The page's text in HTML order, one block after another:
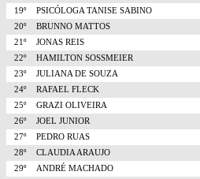
19º
PSICÓLOGA TANISE SABINO
20º
BRUNNO MATTOS
21º
JONAS REIS
22º
HAMILTON SOSSMEIER
23º
JULIANA DE SOUZA
24º
RAFAEL FLECK
25º
GRAZI OLIVEIRA
26º
JOEL JUNIOR
27º
PEDRO RUAS
28º
CLAUDIA ARAUJO
29º
ANDRÉ MACHADO